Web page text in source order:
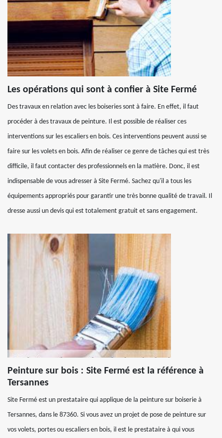
Les opérations qui sont à confier à Site Fermé
Des travaux en relation avec les boiseries sont à faire. En effet, il faut
procéder à des travaux de peinture. Il est possible de réaliser ces
interventions sur les escaliers en bois. Ces interventions peuvent aussi se
faire sur les volets en bois. Afin de réaliser ce genre de tâches qui est très
difficile, il faut contacter des professionnels en la matière. Donc, il est
indispensable de vous adresser à Site Fermé. Sachez qu'il a tous les
équipements appropriés pour garantir une très bonne qualité de travail. Il
dresse aussi un devis qui est totalement gratuit et sans engagement.
Peinture sur bois : Site Fermé est la référence à
Tersannes
Site Fermé est un prestataire qui applique de la peinture sur boiserie à
Tersannes, dans le 87360. Si vous avez un projet de pose de peinture sur
vos volets, portes ou escaliers en bois, il est le prestataire à qui vous